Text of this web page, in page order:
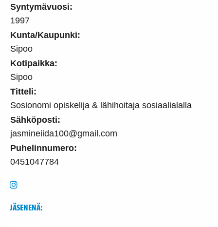
Syntymävuosi:
1997
Kunta/Kaupunki:
Sipoo
Kotipaikka:
Sipoo
Titteli:
Sosionomi opiskelija & lähihoitaja sosiaalialalla
Sähköposti:
jasmineiida100@gmail.com
Puhelinnumero:
0451047784
JÄSENENÄ: